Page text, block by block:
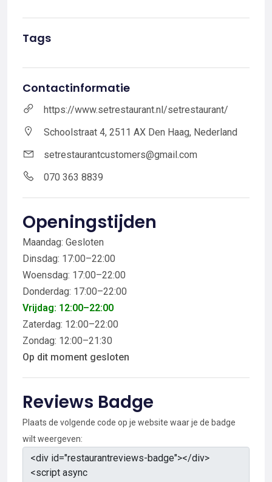
Tags
Contactinformatie
https://www.setrestaurant.nl/setrestaurant/
Schoolstraat 4, 2511 AX Den Haag, Nederland
setrestaurantcustomers@gmail.com
070 363 8839
Openingstijden
Maandag: Gesloten
Dinsdag: 17:00–22:00
Woensdag: 17:00–22:00
Donderdag: 17:00–22:00
Vrijdag: 12:00–22:00
Zaterdag: 12:00–22:00
Zondag: 12:00–21:30
Op dit moment gesloten
Reviews Badge
Plaats de volgende code op je website waar je de badge
wilt weergeven: